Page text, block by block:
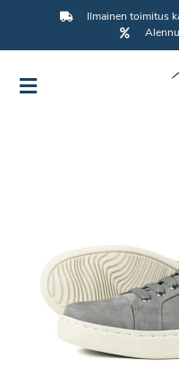
Ilmainen toimitus